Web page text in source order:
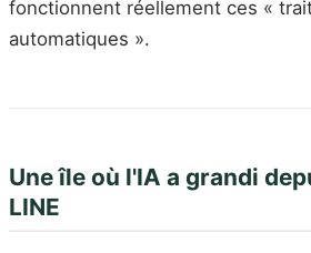
fonctionnent réellement ces «
automatiques ».
Une île où l'IA a grandi
LINE